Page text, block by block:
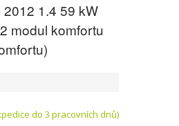
1.4 59 kW
modul komfortu
do 3 pracovních dnů)